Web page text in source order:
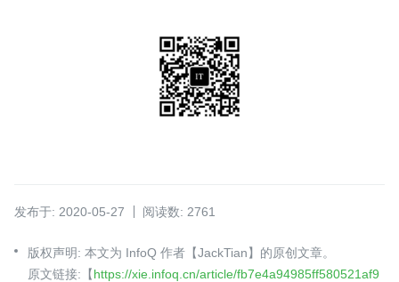
发布于: 2020-05-27 阅读数: 2761
版权声明: 本文为 InfoQ 作者【JackTian】的原创文章。
原文链接:【https://xie.infoq.cn/article/fb7e4a94985ff580521af9